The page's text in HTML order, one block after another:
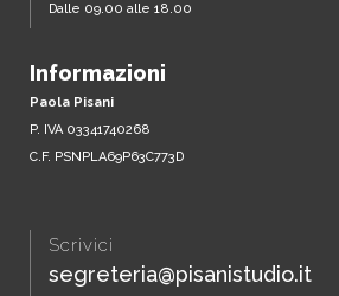
Dalle 09.00 alle 18.00
Informazioni
Paola Pisani
P. IVA 03341740268
C.F. PSNPLA69P63C773D
Scrivici
segreteria@pisanistudio.it